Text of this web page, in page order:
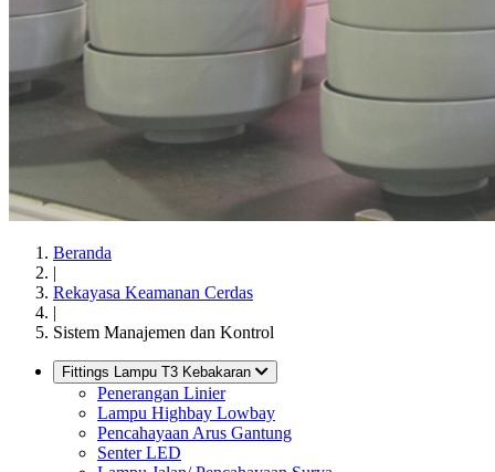
Beranda
|
Rekayasa Keamanan Cerdas
|
Sistem Manajemen dan Kontrol
Fittings Lampu T3 Kebakaran
Penerangan Linier
Lampu Highbay Lowbay
Pencahayaan Arus Gantung
Senter LED